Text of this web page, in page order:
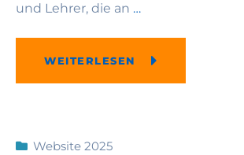
und Lehrer, die an …
WEITERLESEN
Website 2025